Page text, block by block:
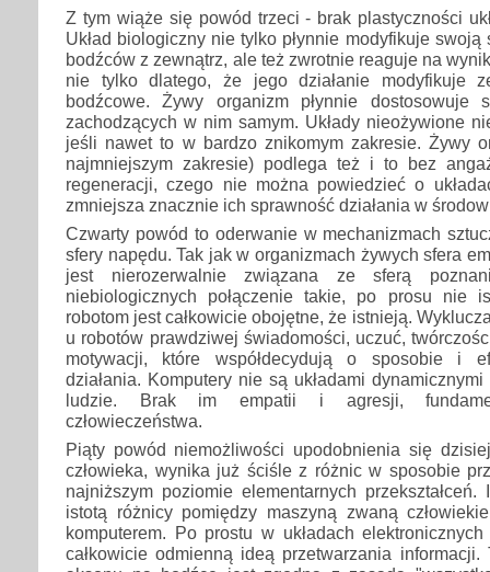
Z tym wiąże się powód trzeci - brak plastyczności
Układ biologiczny nie tylko płynnie modyfikuje swoją
bodźców z zewnątrz, ale też zwrotnie reaguje na
nie tylko dlatego, że jego działanie modyfikuje
bodźcowe. Żywy organizm płynnie dostosowuje
zachodzących w nim samym. Układy nieożywione
jeśli nawet to w bardzo znikomym zakresie. Żywy
najmniejszym zakresie) podlega też i to bez
regeneracji, czego nie można powiedzieć o
zmniejsza znacznie ich sprawność działania w
Czwarty powód to oderwanie w mechanizmach
sfery napędu. Tak jak w organizmach żywych sfera
jest nierozerwalnie związana ze sferą
niebiologicznych połączenie takie, po prosu nie
robotom jest całkowicie obojętne, że istnieją.
u robotów prawdziwej świadomości, uczuć,
motywacji, które współdecydują o sposobie i
działania. Komputery nie są układami
ludzie. Brak im empatii i agresji,
człowieczeństwa.
Piąty powód niemożliwości upodobnienia się
człowieka, wynika już ściśle z różnic w sposobie
najniższym poziomie elementarnych
istotą różnicy pomiędzy maszyną zwaną
komputerem. Po prostu w układach
całkowicie odmienną ideą przetwarzania